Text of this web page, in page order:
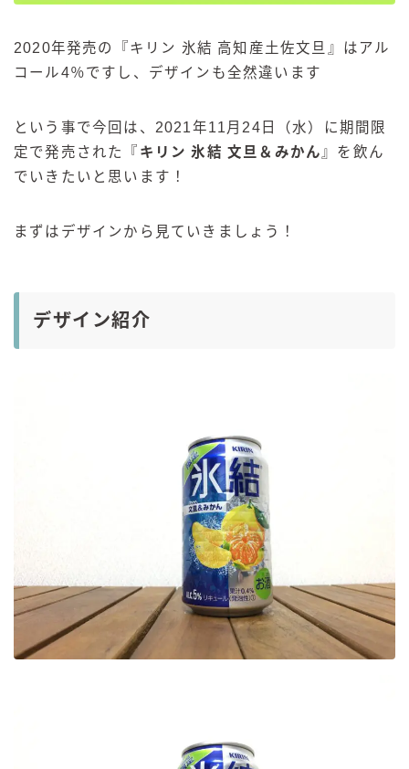
2020年発売の『キリン 氷結 高知産土佐文旦』はアル
コール4％ですし、デザインも全然違います
という事で今回は、2021年11月24日（水）に期間限
定で発売された『 キリン 氷結 文旦＆みかん 』を飲ん
でいきたいと思います！
まずはデザインから見ていきましょう！
デザイン紹介